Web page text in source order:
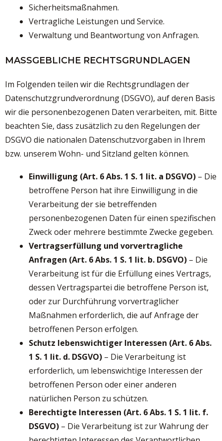
Sicherheitsmaßnahmen.
Vertragliche Leistungen und Service.
Verwaltung und Beantwortung von Anfragen.
MASSGEBLICHE RECHTSGRUNDLAGEN
Im Folgenden teilen wir die Rechtsgrundlagen der
Datenschutzgrundverordnung (DSGVO), auf deren Basis
wir die personenbezogenen Daten verarbeiten, mit. Bitte
beachten Sie, dass zusätzlich zu den Regelungen der
DSGVO die nationalen Datenschutzvorgaben in Ihrem
bzw. unserem Wohn- und Sitzland gelten können.
Einwilligung (Art. 6 Abs. 1 S. 1 lit. a DSGVO) – Die
betroffene Person hat ihre Einwilligung in die
Verarbeitung der sie betreffenden
personenbezogenen Daten für einen spezifischen
Zweck oder mehrere bestimmte Zwecke gegeben.
Vertragserfüllung und vorvertragliche
Anfragen (Art. 6 Abs. 1 S. 1 lit. b. DSGVO) – Die
Verarbeitung ist für die Erfüllung eines Vertrags,
dessen Vertragspartei die betroffene Person ist,
oder zur Durchführung vorvertraglicher
Maßnahmen erforderlich, die auf Anfrage der
betroffenen Person erfolgen.
Schutz lebenswichtiger Interessen (Art. 6 Abs.
1 S. 1 lit. d. DSGVO) – Die Verarbeitung ist
erforderlich, um lebenswichtige Interessen der
betroffenen Person oder einer anderen
natürlichen Person zu schützen.
Berechtigte Interessen (Art. 6 Abs. 1 S. 1 lit. f.
DSGVO) – Die Verarbeitung ist zur Wahrung der